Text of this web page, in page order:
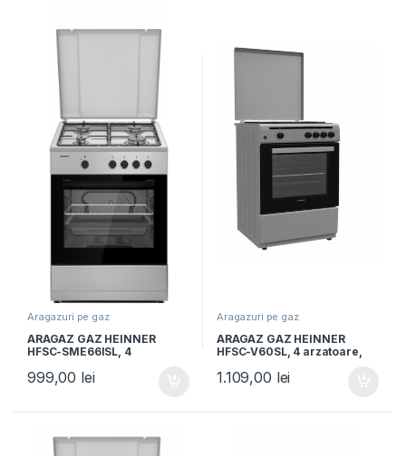
Aragazuri pe gaz
ARAGAZ GAZ HEINNER
HFSC-SME66ISL, 4
Capac metalic, Aprindere
electrica, Argintiu
999,00 lei
Aragazuri pe gaz
ARAGAZ GAZ HEINNER
HFSC-V60SL, 4 arzatoare,
electrica, Dispozitiv de
siguranta plita si cuptor,
1.109,00 lei